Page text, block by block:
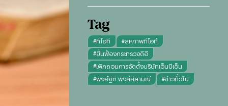
Tag
#ทีโอที #สหภาพทีโอที
#ยื่นฟ้องกระทรวงดีอี
#เพิกถอนการจัดตั้งบริษัทเอ็นบีเอ็น
#พงศ์ฐิติ พงศ์ศิลามณี #ข่าวทั่วไป